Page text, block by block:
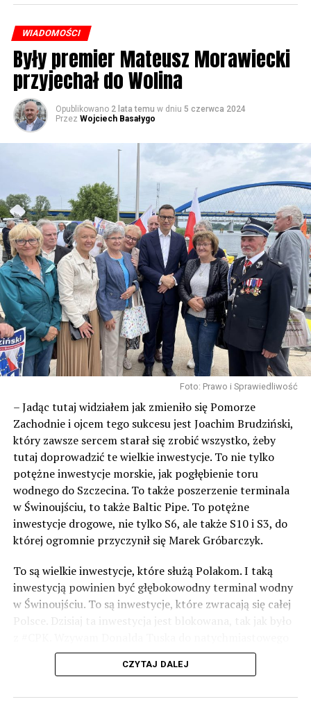
WIADOMOŚCI
Były premier Mateusz Morawiecki
przyjechał do Wolina
Opublikowano 2 lata temu w dniu 5 czerwca 2024
Przez Wojciech Basałygo
Foto: Prawo i Sprawiedliwość
– Jadąc tutaj widziałem jak zmieniło się Pomorze
Zachodnie i ojcem tego sukcesu jest Joachim Brudziński,
który zawsze sercem starał się zrobić wszystko, żeby
tutaj doprowadzić te wielkie inwestycje. To nie tylko
potężne inwestycje morskie, jak pogłębienie toru
wodnego do Szczecina. To także poszerzenie terminala
w Świnoujściu, to także Baltic Pipe. To potężne
inwestycje drogowe, nie tylko S6, ale także S10 i S3, do
której ogromnie przyczynił się Marek Gróbarczyk.
To są wielkie inwestycje, które służą Polakom. I taką
inwestycją powinien być głębokowodny terminal wodny
w Świnoujściu. To są inwestycje, które zwracają się całej
Polsce. Dzisiaj ta inwestycja jest blokowana, tak jak było
odblokowania CPK.
CZYTAJ DALEJ